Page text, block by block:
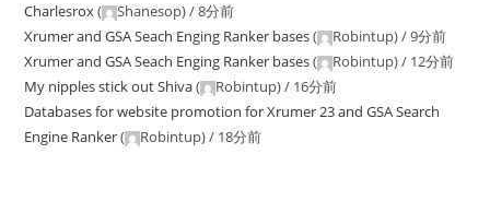
Charlesrox( Shanesop) /8分前
Xrumer and GSA Seach Enging Ranker bases( Robintup) /9分前
Xrumer and GSA Seach Enging Ranker bases( Robintup) / 12分前
My nipples stick out Shiva( Robintup) / 16分前
Databases for website promotion for Xrumer 23 and GSA Search
Engine Ranker( Robintup) / 18分前